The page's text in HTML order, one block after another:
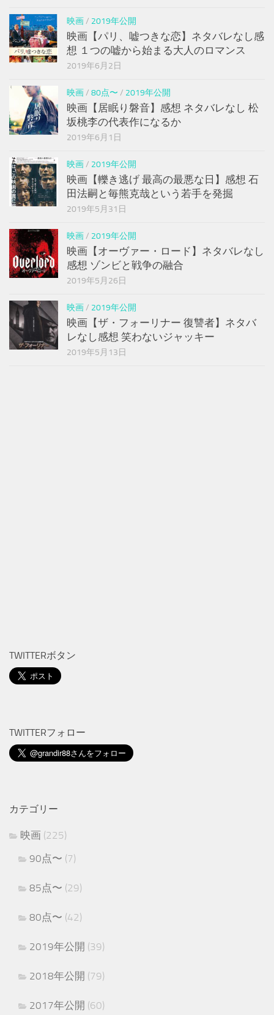
映画/ 2019年公開
映画【パリ、嘘つきな恋】ネタバレなし感
想 １つの嘘から始まる大人のロマンス
2019年6月2日
映画/ 80点〜 / 2019年公開
映画【居眠り磐音】感想 ネタバレなし 松
坂桃李の代表作になるか
2019年6月1日
映画/ 2019年公開
映画【轢き逃げ 最高の最悪な日】感想 石
田法嗣と毎熊克哉という若手を発掘
2019年5月31日
映画/ 2019年公開
映画【オーヴァー・ロード】ネタバレなし
感想 ゾンビと戦争の融合
2019年5月26日
映画/ 2019年公開
映画【ザ・フォーリナー 復讐者】ネタバ
レなし感想 笑わないジャッキー
2019年5月13日
TWITTERボタン
TWITTERフォロー
カテゴリー
映画 (225)
90点〜 (7)
85点〜 (29)
80点〜 (42)
2019年公開 (39)
2018年公開 (79)
2017年公開 (60)